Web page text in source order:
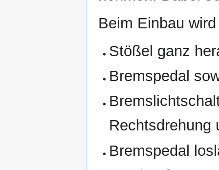
Beim Einbau
Stößel ganz
Bremspedal
Rechtsdrehung
Bremspedal